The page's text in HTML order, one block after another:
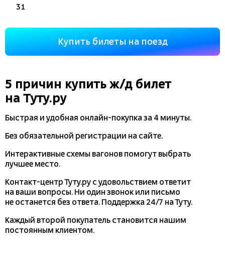
31
Купить билеты на поезд
5 причин купить ж/д билет
на Туту.ру
Быстрая и удобная онлайн-покупказа 4 минуты.
Без обязательной регистрации на сайте.
Интерактивные схемы вагонов помогут выбрать
лучшее место.
Контакт-центр Туту.ру с удовольствием ответит
на ваши вопросы. Ни один звонок или письмо
не останется без ответа. Поддержка 24/7 на Туту.
Каждый второй покупатель становится нашим
постоянным клиентом.